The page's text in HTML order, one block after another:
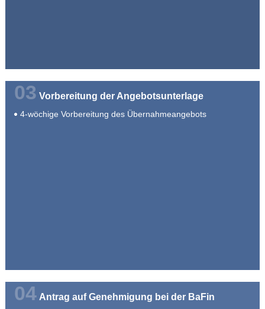
03 Vorbereitung der Angebotsunterlage
4-wöchige Vorbereitung des Übernahmeangebots
04 Antrag auf Genehmigung bei der BaFin